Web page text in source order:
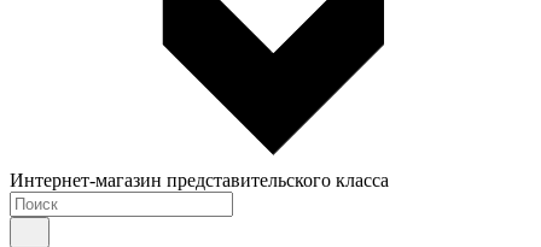
Интернет-магазин представительского класса